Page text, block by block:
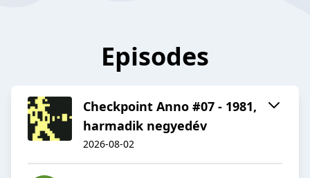
Episodes
Checkpoint Anno #07 - 1981,
harmadik negyedév
2026-08-02